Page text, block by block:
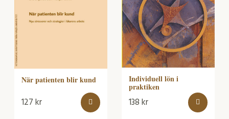
När patienten blir kund
127kr
Individuell lön i
praktiken
138kr